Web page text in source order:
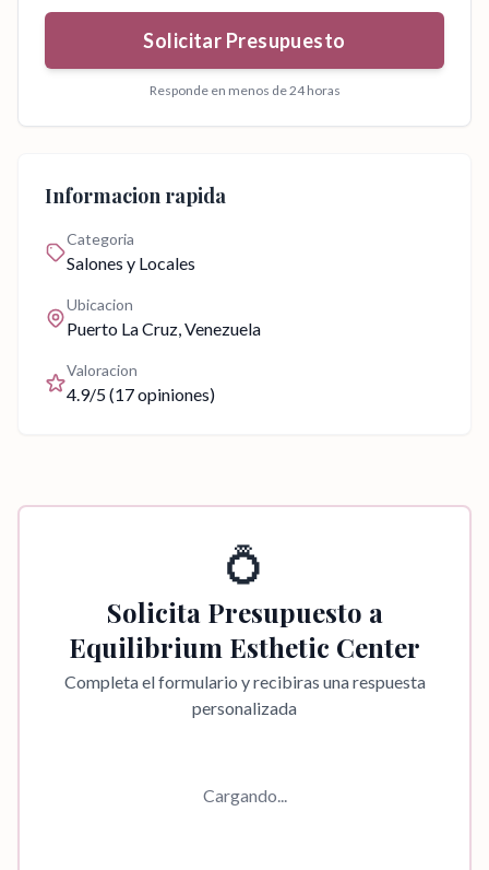
Solicitar Presupuesto
Responde en menos de 24 horas
Informacion rapida
Categoria
Salones y Locales
Ubicacion
Puerto La Cruz, Venezuela
Valoracion
4.9/5 (17opiniones)
💍
Solicita Presupuesto a
Equilibrium Esthetic Center
Completa el formulario y recibiras una respuesta
personalizada
Cargando...